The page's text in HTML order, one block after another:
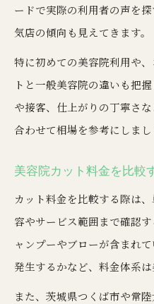
ードで実際の利用者の声を
気店の傾向も見えてきます。
特に初めての美容院利用や
トと一般美容院の違いも把
や接客、仕上がりの丁寧さ
合わせて相場を参考にしまし
美容院カット料金を比較
カット料金を比較する際は
容やサービス範囲まで確認
ャンプーやブローが含まれ
発生するかなど、料金体系は
また、茨城県つくば市や常